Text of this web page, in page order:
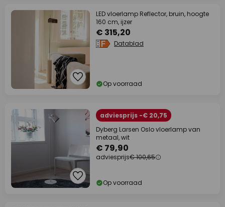
LED vloerlamp Reflector, bruin, hoogte
160 cm, ijzer
€ 315,20
Datablad
Op voorraad
adviesprijs -€ 20,75
Dyberg Larsen Oslo vloerlamp van
metaal, wit
€ 79,90
adviesprijs€ 100,65
Op voorraad